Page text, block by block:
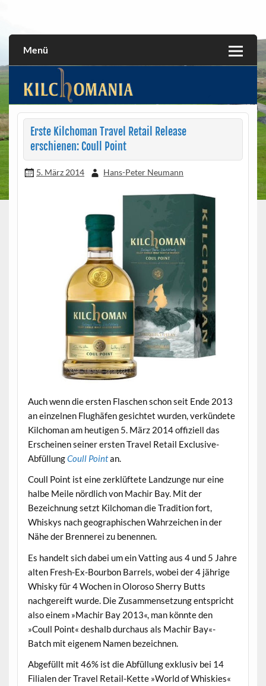
Menü
Erste Kilchoman Travel Retail Release
erschienen: Coull Point
5. März 2014 Hans-Peter Neumann
Auch wenn die ersten Flaschen schon seit Ende 2013
an einzelnen Flughäfen gesichtet wurden, verkündete
Kilchoman am heutigen 5. März 2014 offiziell das
Erscheinen seiner ersten Travel Retail Exclusive-
AbfüllungCoull Pointan.
Coull Point ist eine zerklüftete Landzunge nur eine
halbe Meile nördlich von Machir Bay. Mit der
Bezeichnung setzt Kilchoman die Tradition fort,
Whiskys nach geographischen Wahrzeichen in der
Nähe der Brennerei zu benennen.
Es handelt sich dabei um ein Vatting aus 4 und 5 Jahre
alten Fresh-Ex-Bourbon Barrels, wobei der 4 jährige
Whisky für 4 Wochen in Oloroso Sherry Butts
nachgereift wurde. Die Zusammensetzung entspricht
also einem »Machir Bay 2013«, man könnte den
»Coull Point« deshalb durchaus als Machir Bay«-
Batch mit eigenem Namen bezeichnen.
Abgefüllt mit 46% ist die Abfüllung exklusiv bei 14
Filialen der Travel Retail-Kette »World of Whiskies«